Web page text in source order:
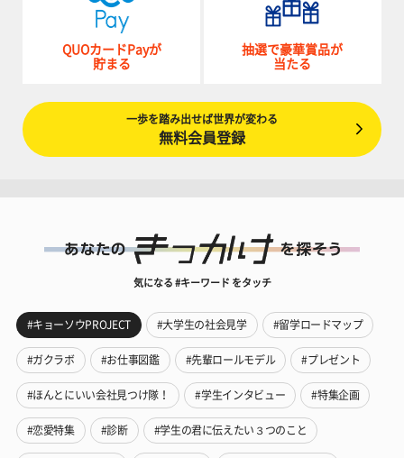
QUOカードPayが
貯まる
抽選で豪華賞品が
当たる
一歩を踏み出せば世界が変わる
無料会員登録
気になる #キーワード をタッチ
#キョーソウPROJECT #大学生の社会見学 #留学ロードマップ
#ガクラボ #お仕事図鑑 #先輩ロールモデル #プレゼント
#ほんとにいい会社見つけ隊！ #学生インタビュー #特集企画
#恋愛特集 #診断 #学生の君に伝えたい３つのこと